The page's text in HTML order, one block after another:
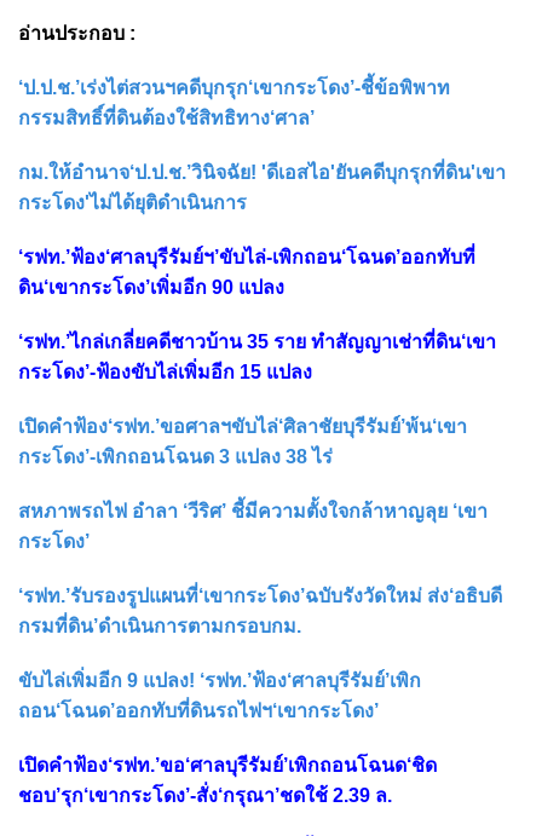
อ่านประกอบ :
‘ป.ป.ช.’เร่งไต่สวนฯคดีบุกรุก‘เขากระโดง’-ชี้ข้อพิพาท
กรรมสิทธิ์ที่ดินต้องใช้สิทธิทาง‘ศาล’
กม.ให้อำนาจ‘ป.ป.ช.’วินิจฉัย! 'ดีเอสไอ'ยันคดีบุกรุกที่ดิน'เขา
กระโดง'ไม่ได้ยุติดำเนินการ
‘รฟท.’ฟ้อง‘ศาลบุรีรัมย์ฯ’ขับไล่-เพิกถอน‘โฉนด’ออกทับที่
ดิน‘เขากระโดง’เพิ่มอีก 90 แปลง
‘รฟท.’ไกล่เกลี่ยคดีชาวบ้าน 35 ราย ทำสัญญาเช่าที่ดิน‘เขา
กระโดง’-ฟ้องขับไล่เพิ่มอีก 15 แปลง
เปิดคำฟ้อง‘รฟท.’ขอศาลฯขับไล่‘ศิลาชัยบุรีรัมย์’พ้น‘เขา
กระโดง’-เพิกถอนโฉนด 3 แปลง 38 ไร่
สหภาพรถไฟ อำลา ‘วีริศ’ ชี้มีความตั้งใจกล้าหาญลุย ‘เขา
กระโดง’
‘รฟท.’รับรองรูปแผนที่‘เขากระโดง’ฉบับรังวัดใหม่ ส่ง‘อธิบดี
กรมที่ดิน’ดำเนินการตามกรอบกม.
ขับไล่เพิ่มอีก 9 แปลง! ‘รฟท.’ฟ้อง‘ศาลบุรีรัมย์’เพิก
ถอน‘โฉนด’ออกทับที่ดินรถไฟฯ‘เขากระโดง’
เปิดคำฟ้อง‘รฟท.’ขอ‘ศาลบุรีรัมย์’เพิกถอนโฉนด‘ชิด
ชอบ’รุก‘เขากระโดง’-สั่ง‘กรุณา’ชดใช้ 2.39 ล.